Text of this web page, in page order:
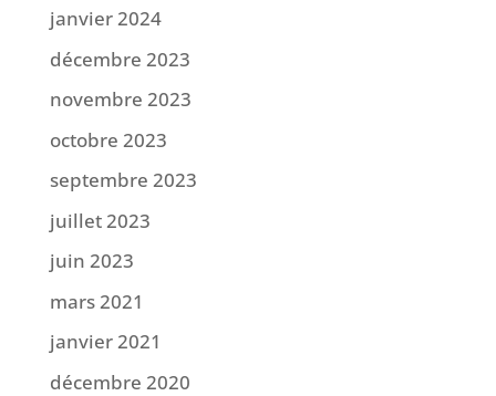
janvier 2024
décembre 2023
novembre 2023
octobre 2023
septembre 2023
juillet 2023
juin 2023
mars 2021
janvier 2021
décembre 2020